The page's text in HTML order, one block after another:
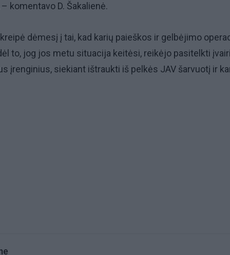
komentavo D. Šakalienė.
dėmesį į tai, kad karių paieškos ir gelbėjimo
to, jog jos metu situacija keitėsi, reikėjo pasitelkti
įrenginius, siekiant ištraukti iš pelkės JAV šarvuotį ir